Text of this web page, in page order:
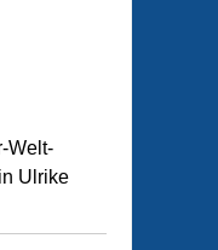
Welt-
Ulrike